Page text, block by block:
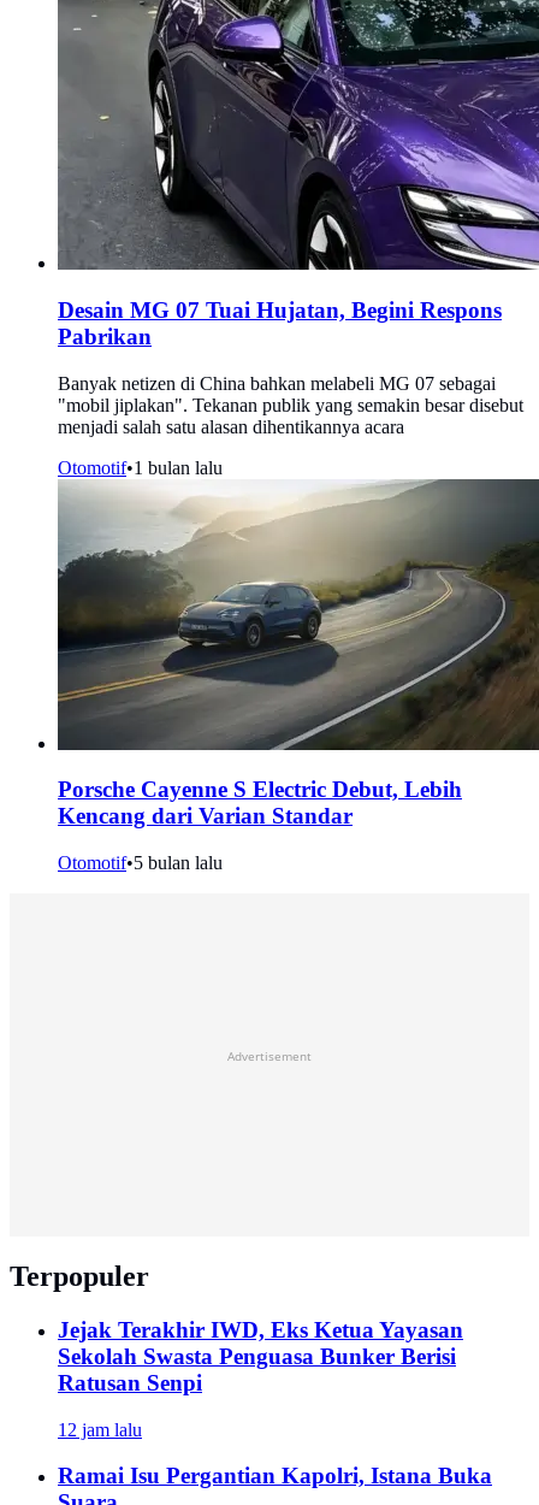
Desain MG 07 Tuai Hujatan, Begini Respons
Pabrikan
Banyak netizen di China bahkan melabeli MG 07 sebagai
"mobil jiplakan". Tekanan publik yang semakin besar disebut
menjadi salah satu alasan dihentikannya acara
Otomotif•1 bulan lalu
Porsche Cayenne S Electric Debut, Lebih
Kencang dari Varian Standar
Otomotif•5 bulan lalu
Advertisement
Terpopuler
Jejak Terakhir IWD, Eks Ketua Yayasan
Sekolah Swasta Penguasa Bunker Berisi
Ratusan Senpi
12 jam lalu
Ramai Isu Pergantian Kapolri, Istana Buka